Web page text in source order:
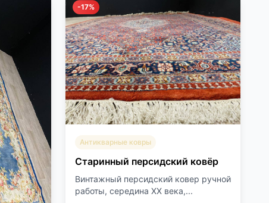
-17%
Антикварные ковры
Старинный персидский ковёр
Винтажный персидский ковер ручной
работы, середина ХХ века,...